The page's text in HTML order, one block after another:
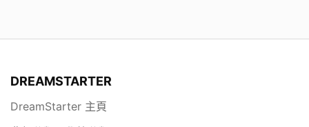
DREAMSTARTER
DreamStarter 主頁